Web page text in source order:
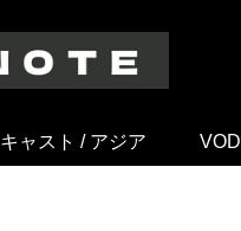
キャスト / アジア VOD